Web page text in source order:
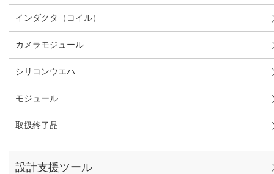
インダクタ（コイル）
カメラモジュール
シリコンウエハ
モジュール
取扱終了品
設計支援ツール